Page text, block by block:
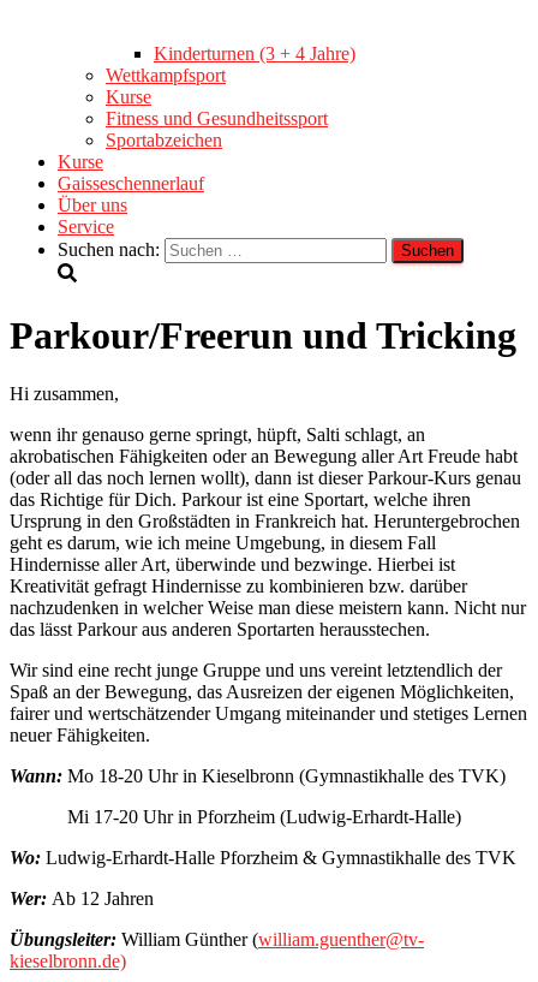
Kinderturnen (3 + 4 Jahre)
Wettkampfsport
Kurse
Fitness und Gesundheitssport
Sportabzeichen
Kurse
Gaisseschennerlauf
Über uns
Service
Suchen nach:
Parkour/Freerun und Tricking
Hi zusammen,
wenn ihr genauso gerne springt, hüpft, Salti schlagt, an
akrobatischen Fähigkeiten oder an Bewegung aller Art Freude habt
(oder all das noch lernen wollt), dann ist dieser Parkour-Kurs genau
das Richtige für Dich. Parkour ist eine Sportart, welche ihren
Ursprung in den Großstädten in Frankreich hat. Heruntergebrochen
geht es darum, wie ich meine Umgebung, in diesem Fall
Hindernisse aller Art, überwinde und bezwinge. Hierbei ist
Kreativität gefragt Hindernisse zu kombinieren bzw. darüber
nachzudenken in welcher Weise man diese meistern kann. Nicht nur
das lässt Parkour aus anderen Sportarten herausstechen.
Wir sind eine recht junge Gruppe und uns vereint letztendlich der
Spaß an der Bewegung, das Ausreizen der eigenen Möglichkeiten,
fairer und wertschätzender Umgang miteinander und stetiges Lernen
neuer Fähigkeiten.
Wann: Mo 18-20 Uhr in Kieselbronn (Gymnastikhalle des TVK)
Mi 17-20 Uhr in Pforzheim (Ludwig-Erhardt-Halle)
Wo: Ludwig-Erhardt-Halle Pforzheim & Gymnastikhalle des TVK
Wer: Ab 12 Jahren
Übungsleiter: William Günther (william.guenther@tv-
kieselbronn.de)